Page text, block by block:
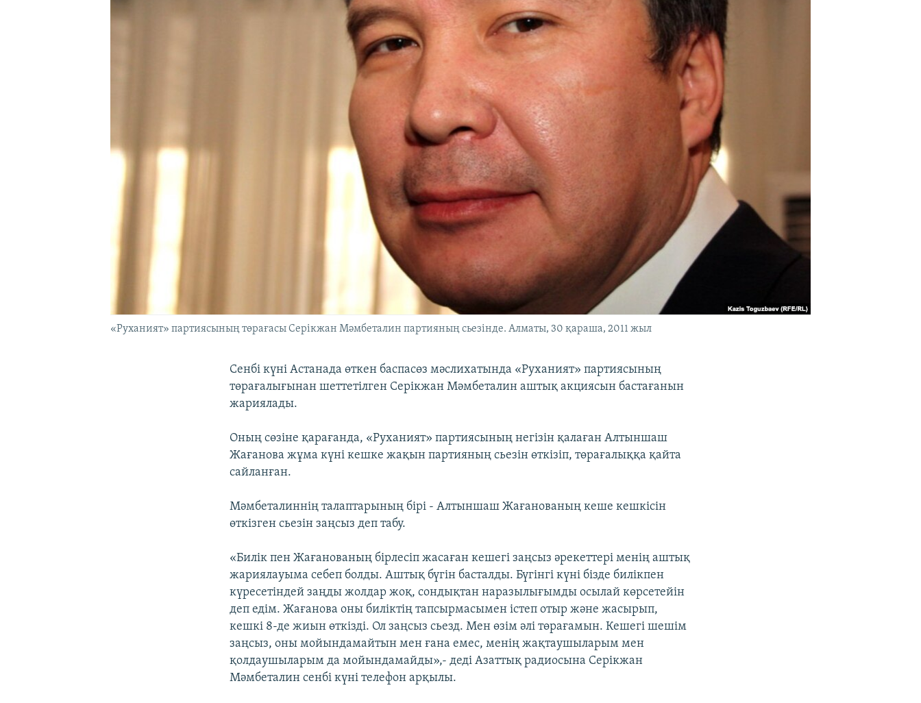
«Руханият» партиясының төрағасы Серікжан Мәмбеталин партияның сьезінде. Алматы, 30 қараша, 2011 жыл
Сенбі күні Астанада өткен баспасөз мәслихатында «Руханият» партиясының
төрағалығынан шеттетілген Серікжан Мәмбеталин аштық акциясын бастағанын
жариялады.
Оның сөзіне қарағанда, «Руханият» партиясының негізін қалаған Алтыншаш
Жағанова жұма күні кешке жақын партияның сьезін өткізіп, төрағалыққа қайта
сайланған.
Мәмбеталиннің талаптарының бірі - Алтыншаш Жағанованың кеше кешкісін
өткізген сьезін заңсыз деп табу.
«Билік пен Жағанованың бірлесіп жасаған кешегі заңсыз әрекеттері менің аштық
жариялауыма себеп болды. Аштық бүгін басталды. Бүгінгі күні бізде билікпен
күресетіндей заңды жолдар жоқ, сондықтан наразылығымды осылай көрсетейін
деп едім. Жағанова оны биліктің тапсырмасымен істеп отыр және жасырып,
кешкі 8-де жиын өткізді. Ол заңсыз сьезд. Мен өзім әлі төрағамын. Кешегі шешім
заңсыз, оны мойындамайтын мен ғана емес, менің жақтаушыларым мен
қолдаушыларым да мойындамайды»,- деді Азаттық радиосына Серікжан
Мәмбеталин сенбі күні телефон арқылы.